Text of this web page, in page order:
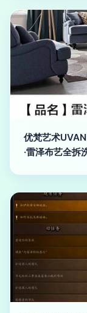
优梵艺术
·雷泽布艺全拆